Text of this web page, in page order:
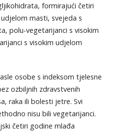
formirajući četiri
masti, svejeda s
polu-vegetarijanci s visokim
s visokim udjelom
osobe s indeksom tjelesne
ozbiljnih zdravstvenih
raka ili bolesti jetre. Svi
nisu bili vegetarijanci.
četiri godine mlađa